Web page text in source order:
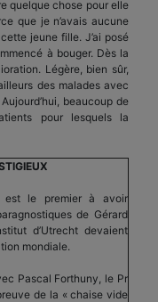
quelque chose pour elle
que je n’avais aucune
jeune fille. J’ai posé
à bouger. Dès la
Légère, bien sûr,
des malades avec
beaucoup de
pour lesquels la
est le premier à avoir
de Gérard
d’Utrecht devaient
mondiale.
Pascal Forthuny, le Pr
de la « chaise vide